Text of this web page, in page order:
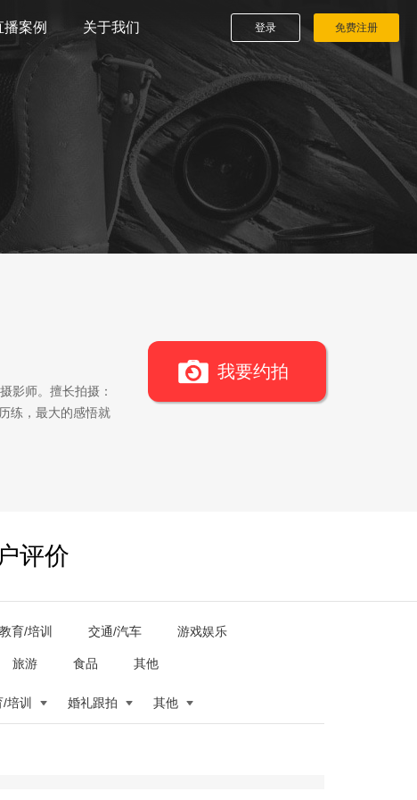
播案例 关于我们 登录 免费注册
影师。擅长拍摄：
练，最大的感悟就
我要约拍
评价
教育/培训 交通/汽车 游戏娱乐
旅游 食品 其他
培训 婚礼跟拍 其他